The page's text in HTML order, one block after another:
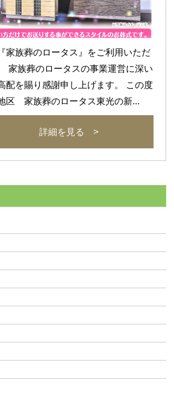
家族葬のロータス』をご利用いただ
家族葬のロータスの事業運営に深い
配を賜り感謝申し上げます。 この度
区 家族葬のロータス東光の新...
詳細を見る >